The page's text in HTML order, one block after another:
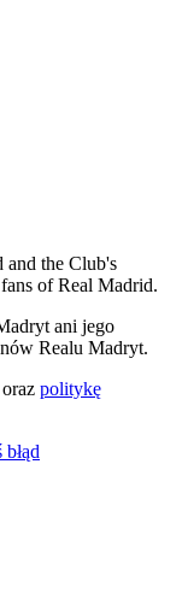
the Club's
of Real Madrid.
ani jego
Realu Madryt.
oraz politykę
błąd